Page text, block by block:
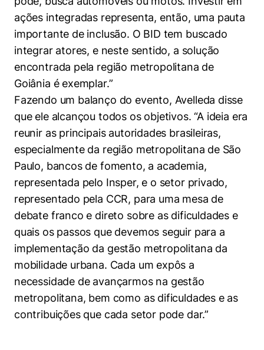
ações integradas representa, então, uma pauta
importante de inclusão. O BID tem buscado
integrar atores, e neste sentido, a solução
encontrada pela região metropolitana de
Goiânia é exemplar.”
Fazendo um balanço do evento, Avelleda disse
que ele alcançou todos os objetivos. “A ideia era
reunir as principais autoridades brasileiras,
especialmente da região metropolitana de São
Paulo, bancos de fomento, a academia,
representada pelo Insper, e o setor privado,
representado pela CCR, para uma mesa de
debate franco e direto sobre as dificuldades e
quais os passos que devemos seguir para a
implementação da gestão metropolitana da
mobilidade urbana. Cada um expôs a
necessidade de avançarmos na gestão
metropolitana, bem como as dificuldades e as
contribuições que cada setor pode dar.”